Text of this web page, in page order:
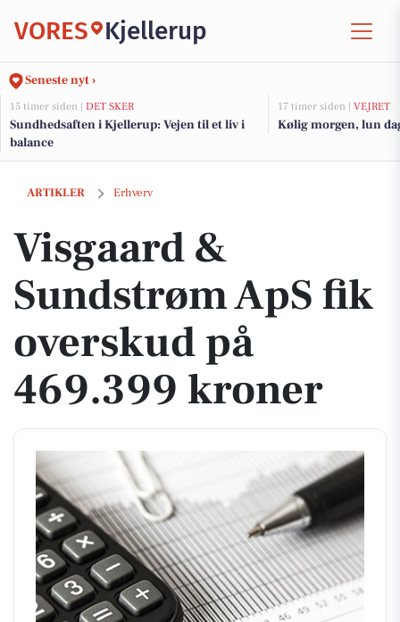
VORES Kjellerup
Seneste nyt ›
15 timer siden | DET SKER
Sundhedsaften i Kjellerup: Vejen til et liv i
balance
17 timer siden | VEJRET
Kølig morgen, lun
ARTIKLER Erhverv
Visgaard & Sundstrøm ApS fik overskud på 469.399 kroner
Visgaard &
Sundstrøm ApS fik
overskud på
469.399 kroner